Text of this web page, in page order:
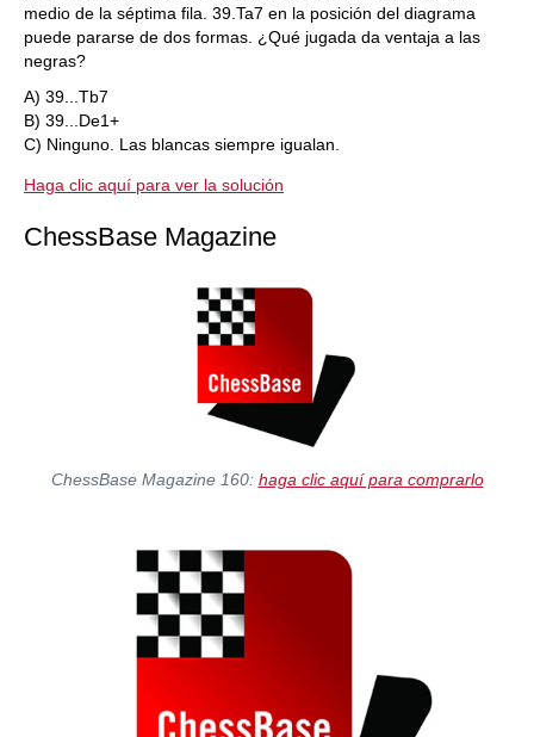
medio de la séptima fila. 39.Ta7 en la posición del diagrama
puede pararse de dos formas. ¿Qué jugada da ventaja a las
negras?
A) 39...Tb7
B) 39...De1+
C) Ninguno. Las blancas siempre igualan.
Haga clic aquí para ver la solución
ChessBase Magazine
ChessBase Magazine 160: haga clic aquí para comprarlo